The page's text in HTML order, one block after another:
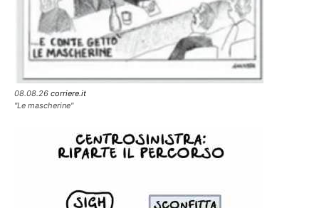
08.08.26 corriere.it
"Le mascherine"